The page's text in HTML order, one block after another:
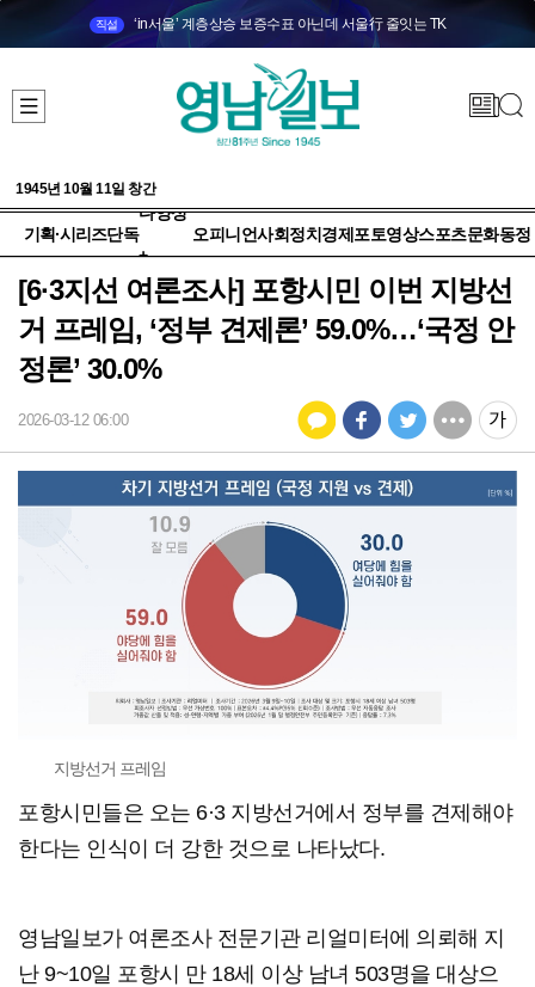
직설 ‘in서울’ 계층상승 보증수표 아닌데 서울行 줄잇는 TK
1945년 10월 11일 창간
기획·시리즈단독
다양성
+
오피니언사회정치 경제 포토영상스포츠문화동정
[6·3지선 여론조사] 포항시민 이번 지방선
거 프레임, ‘정부 견제론’ 59.0%…‘국정 안
정론’ 30.0%
2026-03-12 06:00
지방선거 프레임
포항시민들은 오는 6·3 지방선거에서 정부를 견제해야
한다는 인식이 더 강한 것으로 나타났다.
영남일보가 여론조사 전문기관 리얼미터에 의뢰해 지
난 9~10일 포항시 만 18세 이상 남녀 503명을 대상으